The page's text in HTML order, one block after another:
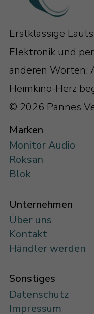
Erstklassige
Elektronik und
anderen Worten:
Heimkino-Herz
© 2026 Pannes
Marken
Monitor Audio
Roksan
Blok
Unternehmen
Über uns
Kontakt
Händler werden
Sonstiges
Datenschutz
Impressum